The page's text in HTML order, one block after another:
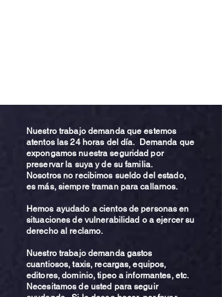
Nuestro trabajo demanda que estemos
atentos las 24 horas del día. Demanda que
expongamos nuestra seguridad por
preservar la suya y de su familia.
Nosotros no recibimos sueldo del estado,
es más, siempre traman para callarnos.
Hemos ayudado a cientos de personas en
situaciones de vulnerabilidad o a ejercer su
derecho al reclamo.
Nuestro trabajo demanda gastos
cuantiosos, taxis, recargas, equipos,
editores, dominio, tipeo a informantes, etc.
Necesitamos de usted para seguir